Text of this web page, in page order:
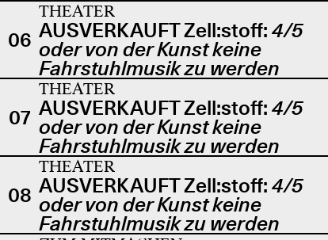
06
THEATER
AUSVERKAUFT Zell:stoff: 4/5
oder von der Kunst keine
Fahrstuhlmusik zu werden
07
THEATER
AUSVERKAUFT Zell:stoff: 4/5
oder von der Kunst keine
Fahrstuhlmusik zu werden
08
THEATER
AUSVERKAUFT Zell:stoff: 4/5
oder von der Kunst keine
Fahrstuhlmusik zu werden